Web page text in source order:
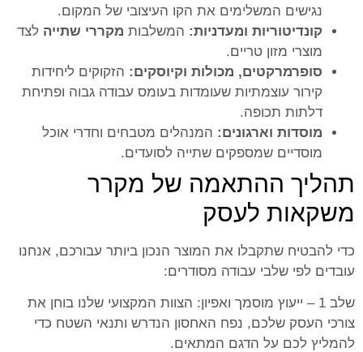
נגישים המשלימים את הקו העיצובי של המקום.
קונדיטוריות ומעדניות: המשלבות מקררי שתייה לצד
מוצרי מזון טריים.
סופרמרקטים, מכולות וקיוסקים: הזקוקים ליחידות
קירור עוצמתיות שעומדות בעומס עבודה גבוה ופתיחת
דלתות תכופה.
מוסדות וארגונים: המנהלים מטבחים וחדרי אוכל
מוסדיים שמספקים שתייה לסועדים.
תהליך ההתאמה של מקרר
משקאות לעסק
כדי להבטיח שתקבלו את המוצר הנכון ביותר עבורכם, אנחנו
עובדים לפי שלבי עבודה מסודרים:
שלב 1 – ייעוץ מוסמך ואפיון: הצוות המקצועי שלנו בוחן את
צורכי העסק שלכם, נפח האחסון הנדרש ותנאי השטח כדי
להמליץ לכם על הדגם המתאים.